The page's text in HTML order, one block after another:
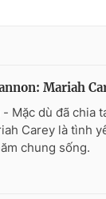
Mariah
- Mặc dù đã chia
Carey là tình
chung sống.